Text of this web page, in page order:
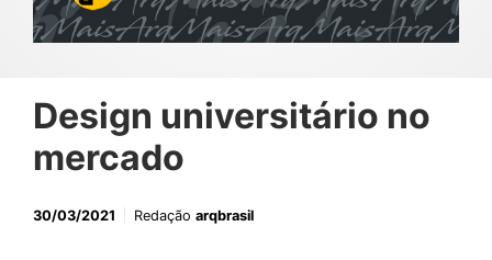
Design universitário no
mercado
30/03/2021 Redação arqbrasil